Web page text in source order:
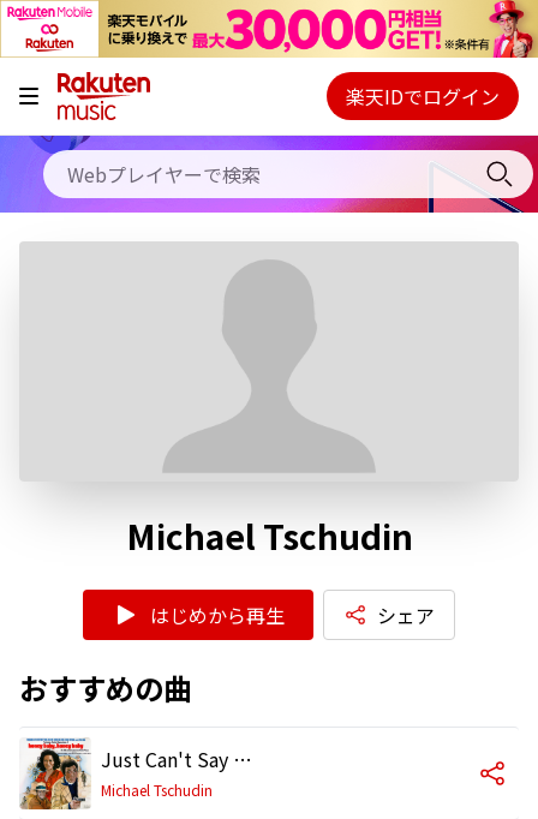
キャンペーン
料金プラン
使い方
Webプレイヤー
ご契約内容の確認・変更
楽天IDでログイン
Michael Tschudin
はじめから再生 シェア
おすすめの曲
Just Can't Say Goodbye
Michael Tschudin